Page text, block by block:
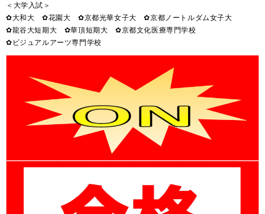
＜大学入試＞
✿大和大 ✿花園大 ✿京都光華女子大 ✿京都ノートルダム女子大
✿龍谷大短期大 ✿華頂短期大 ✿京都文化医療専門学校
✿ビジュアルアーツ専門学校